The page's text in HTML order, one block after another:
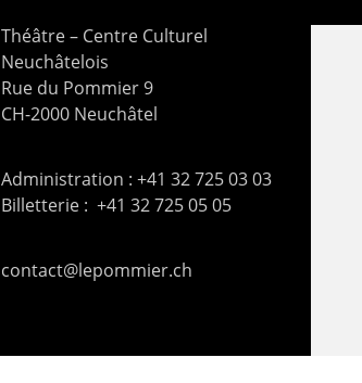
Théâtre – Centre Culturel
Neuchâtelois
Rue du Pommier 9
CH-2000 Neuchâtel
Administration : +41 32 725 03 03
Billetterie : +41 32 725 05 05
contact@lepommier.ch